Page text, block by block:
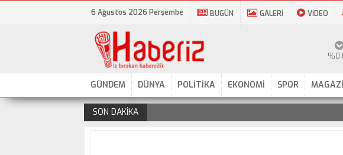
6 Ağustos 2026 Perşembe BUGÜN GALERİ VİDEO
GÜNDEM DÜNYA POLİTİKA EKONOMİ SPOR
SON DAKİKA